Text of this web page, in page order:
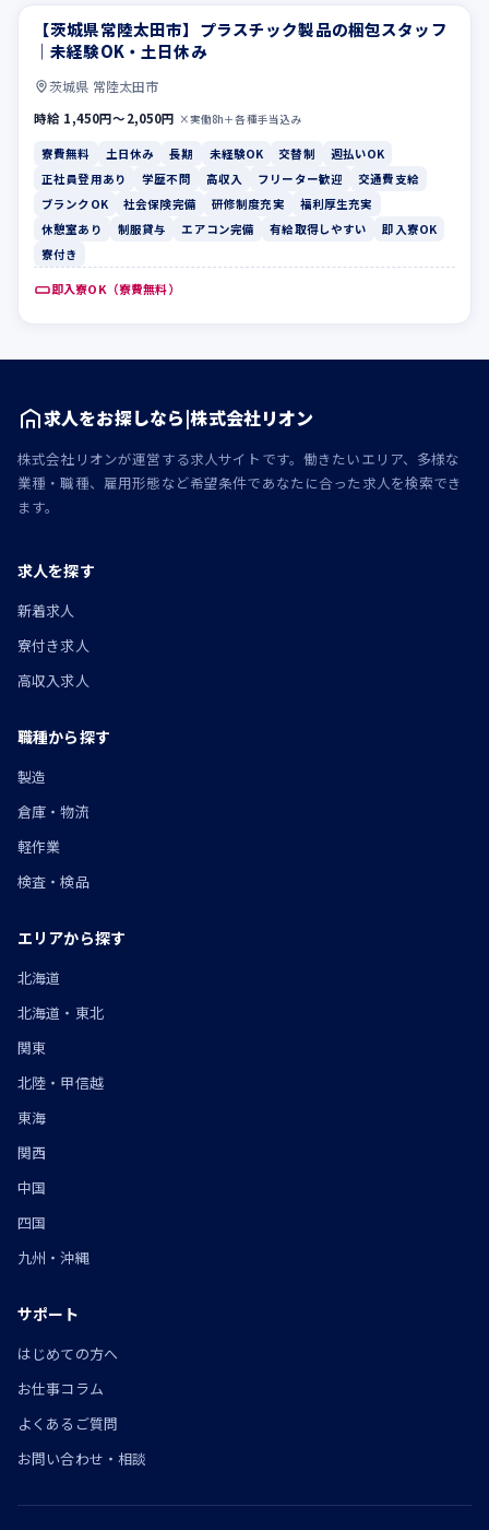
寮費無料 土日休み
【茨城県常陸太田市】プラスチック製品の梱包スタッフ
｜未経験OK・土日休み
茨城県 常陸太田市
時給 1,450円〜2,050円 ×実働8h＋各種手当込み
寮費無料 土日休み 長期 未経験OK 交替制
週払いOK
正社員登用あり
学歴不問 高収入 フリーター歓迎
交通費支給
ブランクOK
社会保険完備 研修制度充実
福利厚生充実
休憩室あり
制服貸与 エアコン完備 有給取得しやすい
即入寮OK
寮付き
即入寮OK（寮費無料）
求人をお探しなら|株式会社リオン
株式会社リオンが運営する求人サイトです。働きたいエリア、多様な
業種・職種、雇用形態など希望条件であなたに合った求人を検索でき
ます。
求人を探す
新着求人
寮付き求人
高収入求人
職種から探す
製造
倉庫・物流
軽作業
検査・検品
エリアから探す
北海道
北海道・東北
関東
北陸・甲信越
東海
関西
中国
四国
九州・沖縄
サポート
はじめての方へ
お仕事コラム
よくあるご質問
お問い合わせ・相談